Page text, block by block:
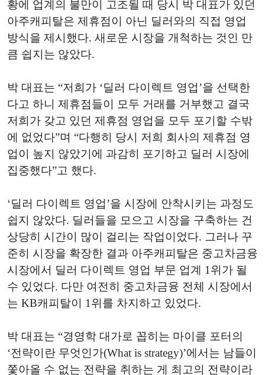
황에 업계의 불만이 고조될 때 당시 박 대표가 있던
아주캐피탈은 제휴점이 아닌 딜러와의 직접 영업
방식을 제시했다. 새로운 시장을 개척하는 것인 만
큼 쉽지는 않았다.
박 대표는 “저희가 ‘딜러 다이렉트 영업’을 선택한
다고 하니 제휴점들이 모두 거래를 거부했고 결국
저희가 갖고 있던 제휴점 영업을 모두 포기할 수밖
에 없었다”며 “다행히 당시 저희 회사의 제휴점 영
업이 높지 않았기에 과감히 포기하고 딜러 시장에
집중했다”고 했다.
‘딜러 다이렉트 영업’을 시장에 안착시키는 과정도
쉽지 않았다. 딜러들을 모으고 시장을 구축하는 건
상당히 시간이 많이 걸리는 작업이었다. 그러나 꾸
준히 시장을 확장한 결과 아주캐피탈은 중고차금융
시장에서 딜러 다이렉트 영업 부문 업계 1위가 될
수 있었다. 다만 여전히 중고차금융 전체 시장에서
는 KB캐피탈이 1위를 차지하고 있었다.
박 대표는 “경영학 대가로 꼽히는 마이클 포터의
‘전략이란 무엇인가(What is strategy)’에서는 남들이
쫓아올 수 없는 전략을 취하는 게 최고의 전략이라